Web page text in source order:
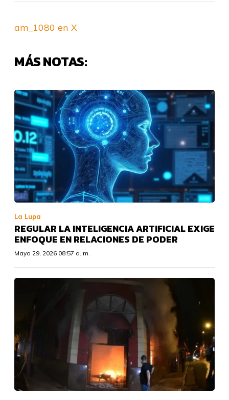
am_1080 en X
MÁS NOTAS:
La Lupa
REGULAR LA INTELIGENCIA ARTIFICIAL EXIGE
ENFOQUE EN RELACIONES DE PODER
Mayo 29, 2026 08:57 a. m.